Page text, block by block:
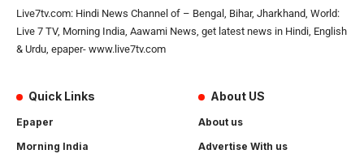
Live7tv.com: Hindi News Channel of – Bengal, Bihar, Jharkhand, World:
Live 7 TV, Morning India, Aawami News, get latest news in Hindi, English
& Urdu, epaper- www.live7tv.com
Quick Links
Epaper
Morning India
About US
About us
Advertise With us